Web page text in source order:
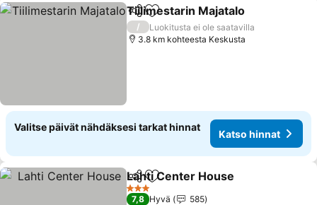
Jaa Lisää suosikkeihin
Tiilimestarin Majatalo
/
Luokitusta ei ole saatavilla
3.8 km kohteesta Keskusta
Valitse päivät nähdäksesi tarkat hinnat
Katso hinnat
Jaa Lisää suosikkeihin
Lahti Center House
3 Tähtiluokitus
7,8 Hyvä
585